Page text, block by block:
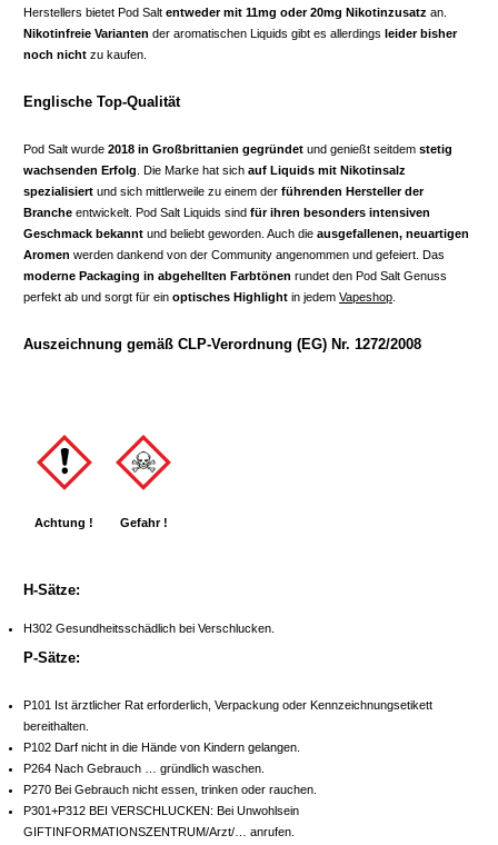
Herstellers bietet Pod Salt entweder mit 11mg oder 20mg Nikotinzusatz an.
Nikotinfreie Varianten der aromatischen Liquids gibt es allerdings leider bisher
noch nicht zu kaufen.
Englische Top-Qualität
Pod Salt wurde 2018 in Großbrittanien gegründet und genießt seitdem stetig
wachsenden Erfolg . Die Marke hat sich auf Liquids mit Nikotinsalz
spezialisiert und sich mittlerweile zu einem der führenden Hersteller der
Branche entwickelt. Pod Salt Liquids sind für ihren besonders intensiven
Geschmack bekannt und beliebt geworden. Auch die ausgefallenen, neuartigen
Aromen werden dankend von der Community angenommen und gefeiert. Das
moderne Packaging in abgehellten Farbtönen rundet den Pod Salt Genuss
perfekt ab und sorgt für ein optisches Highlight in jedem Vapeshop
Auszeichnung gemäß CLP-Verordnung (EG) Nr. 1272/2008
Achtung ! Gefahr !
H-Sätze:
H302 Gesundheitsschädlich bei Verschlucken.
P-Sätze:
P101 Ist ärztlicher Rat erforderlich, Verpackung oder Kennzeichnungsetikett
bereithalten.
P102 Darf nicht in die Hände von Kindern gelangen.
P264 Nach Gebrauch … gründlich waschen.
P270 Bei Gebrauch nicht essen, trinken oder rauchen.
P301+P312 BEI VERSCHLUCKEN: Bei Unwohlsein
GIFTINFORMATIONSZENTRUM/Arzt/… anrufen.